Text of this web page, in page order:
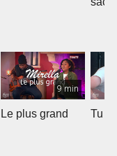
9 min
Le plus grand Tu